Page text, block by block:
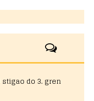
do 3. gren